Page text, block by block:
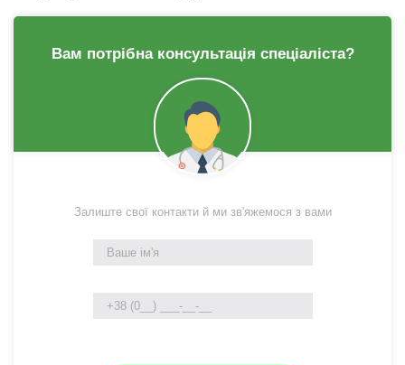
Вам потрібна консультація спеціаліста?
Залиште свої контакти й ми зв'яжемося з вами